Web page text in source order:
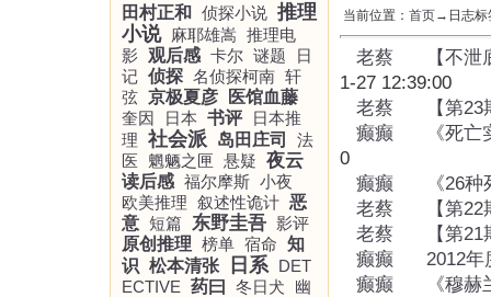
田村正和 侦探小说 推理
小说 麻耶雄嵩 推理电
影 观后感 卡尔 谜题
日
记 侦探 名侦探柯南 轩
弦 京极夏彦
医馆血藤
奎因
日本 书评
日本推
理 社会派 岛田庄司
法
医
魍魉之匣 悬疑 夜云
读后感 福尔摩斯 小夜
欧美推理 叙述性诡计 恶
意 短篇 东野圭吾 影评
原创推理 榜单 宿命 知
识 松本清张 日系 DET
ECTIVE 药曰 冬日犬
幽
当前位置： 首页→日志标
老蔡
【不
1-27 12:39:00
老蔡
【第
癫癫
《死
0
癫癫
《26
老蔡
【第
老蔡
【第
癫癫
2012年
癫癫
《穆